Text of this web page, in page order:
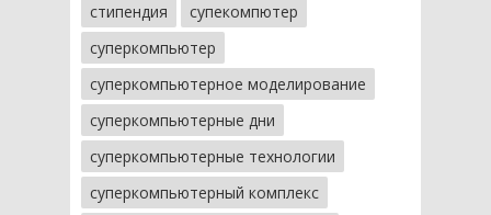
стипендия
супекомпютер
суперкомпьютер
суперкомпьютерное моделирование
суперкомпьютерные дни
суперкомпьютерные технологии
суперкомпьютерный комплекс